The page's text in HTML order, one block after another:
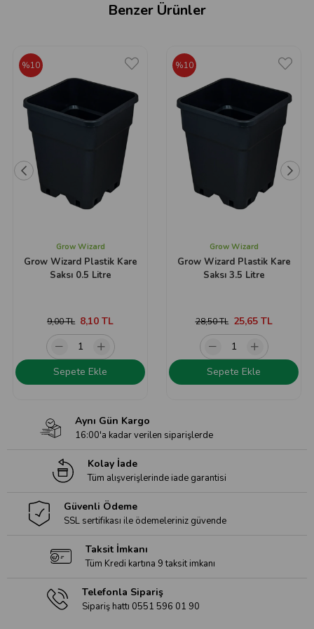
Benzer Ürünler
Grow Wizard
Grow Wizard Plastik Kare
Saksı 0.5 Litre
8,10 TL
9,00 TL
%10
Sepete Ekle
Grow Wizard
Grow Wizard Plastik Kare
Saksı 3.5 Litre
25,65 TL
28,50 TL
%10
Sepete Ekle
Aynı Gün Kargo
16:00'a kadar verilen siparişlerde
Kolay İade
Tüm alışverişlerinde iade garantisi
Güvenli Ödeme
SSL sertifikası ile ödemeleriniz güvende
Taksit İmkanı
Tüm Kredi kartına 9 taksit imkanı
Telefonla Sipariş
Sipariş hattı 0551 596 01 90